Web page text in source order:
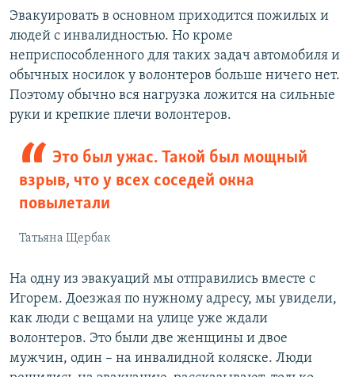
Эвакуировать в основном приходится пожилых и
людей с инвалидностью. Но кроме
неприспособленного для таких задач автомобиля и
обычных носилок у волонтеров больше ничего нет.
Поэтому обычно вся нагрузка ложится на сильные
руки и крепкие плечи волонтеров.
Это был ужас. Такой был мощный
взрыв, что у всех соседей окна
повылетали
Татьяна Щербак
На одну из эвакуаций мы отправились вместе с
Игорем. Доезжая по нужному адресу, мы увидели,
как люди с вещами на улице уже ждали
волонтеров. Это были две женщины и двое
мужчин, один – на инвалидной коляске. Люди